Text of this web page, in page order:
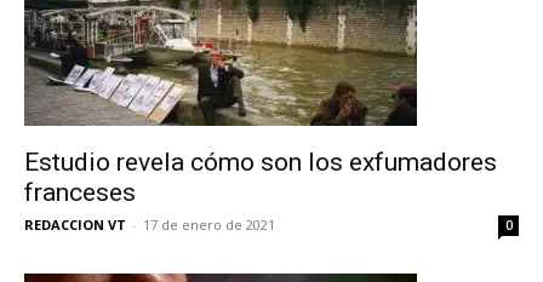
Estudio revela cómo son los exfumadores
franceses
REDACCION VT - 17 de enero de 2021 0